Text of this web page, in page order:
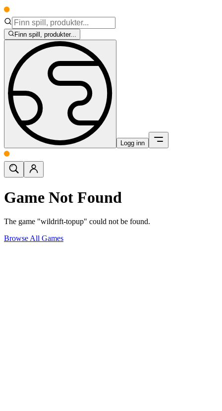
Finn spill, produkter...
Logg inn
Game Not Found
The game "wildrift-topup" could not be found.
Browse All Games